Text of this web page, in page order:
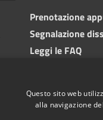
Prenotazione
Segnalazione
Leggi le FAQ
Questo sito web
alla navigazione